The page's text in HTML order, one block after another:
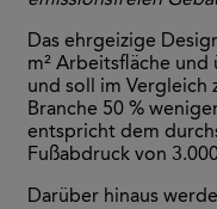
Das ehrgeizige
m² Arbeitsfläche und
und soll im Vergleich
Branche 50 %
entspricht dem
Fußabdruck von
Darüber hinaus